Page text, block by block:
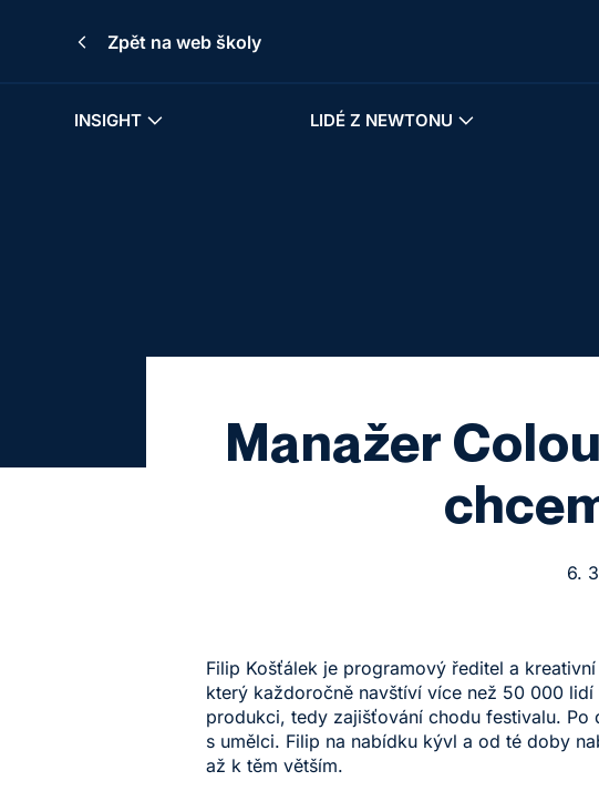
Zpět na web školy
INSIGHT LIDÉ Z NEWTONU
Manažer
6.
Filip Košťálek je programový ředitel a
který každoročně navštíví více než 50 000
produkci, tedy zajišťování chodu festivalu.
s umělci. Filip na nabídku kývl a od té doby
až k těm větším.